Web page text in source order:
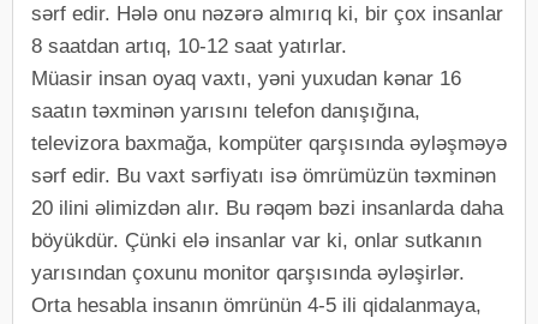
sərf edir. Hələ onu nəzərə almırıq ki, bir çox insanlar
8 saatdan artıq, 10-12 saat yatırlar.
Müasir insan oyaq vaxtı, yəni yuxudan kənar 16
saatın təxminən yarısını telefon danışığına,
televizora baxmağa, kompüter qarşısında əyləşməyə
sərf edir. Bu vaxt sərfiyatı isə ömrümüzün təxminən
20 ilini əlimizdən alır. Bu rəqəm bəzi insanlarda daha
böyükdür. Çünki elə insanlar var ki, onlar sutkanın
yarısından çoxunu monitor qarşısında əyləşirlər.
Orta hesabla insanın ömrünün 4-5 ili qidalanmaya,